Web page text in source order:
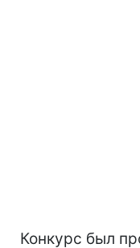
Конкурс был